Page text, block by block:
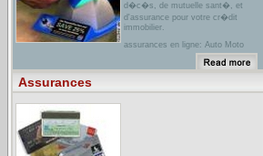
d�c�s, de mutuelle sant�, et
d'assurance pour votre cr�dit
immobilier.
assurances en ligne: Auto Moto
Habitation Sant�Annuaire des
compagnies d'assurance proposant la
moins ch�res ... Axa. Azur
Assurances